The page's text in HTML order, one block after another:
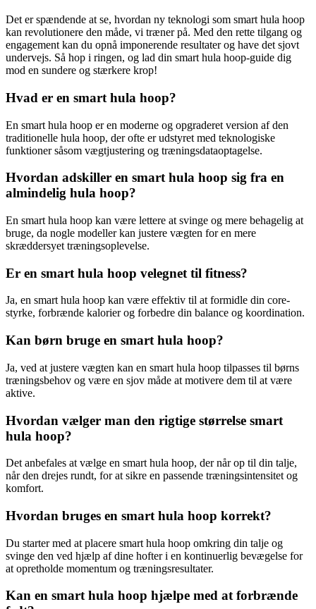
Det er spændende at se, hvordan ny teknologi som smart hula hoop
kan revolutionere den måde, vi træner på. Med den rette tilgang og
engagement kan du opnå imponerende resultater og have det sjovt
undervejs. Så hop i ringen, og lad din smart hula hoop-guide dig
mod en sundere og stærkere krop!
Hvad er en smart hula hoop?
En smart hula hoop er en moderne og opgraderet version af den
traditionelle hula hoop, der ofte er udstyret med teknologiske
funktioner såsom vægtjustering og træningsdataoptagelse.
Hvordan adskiller en smart hula hoop sig fra en
almindelig hula hoop?
En smart hula hoop kan være lettere at svinge og mere behagelig at
bruge, da nogle modeller kan justere vægten for en mere
skræddersyet træningsoplevelse.
Er en smart hula hoop velegnet til fitness?
Ja, en smart hula hoop kan være effektiv til at formidle din core-
styrke, forbrænde kalorier og forbedre din balance og koordination.
Kan børn bruge en smart hula hoop?
Ja, ved at justere vægten kan en smart hula hoop tilpasses til børns
træningsbehov og være en sjov måde at motivere dem til at være
aktive.
Hvordan vælger man den rigtige størrelse smart
hula hoop?
Det anbefales at vælge en smart hula hoop, der når op til din talje,
når den drejes rundt, for at sikre en passende træningsintensitet og
komfort.
Hvordan bruges en smart hula hoop korrekt?
Du starter med at placere smart hula hoop omkring din talje og
svinge den ved hjælp af dine hofter i en kontinuerlig bevægelse for
at opretholde momentum og træningsresultater.
Kan en smart hula hoop hjælpe med at forbrænde